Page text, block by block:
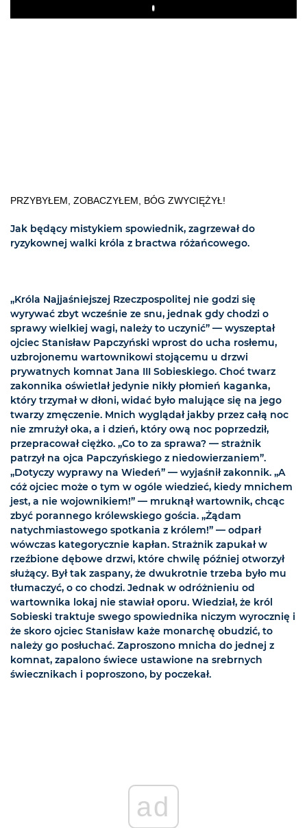
Play
PRZYBYŁEM, ZOBACZYŁEM, BÓG ZWYCIĘŻYŁ!
Jak będący mistykiem spowiednik, zagrzewał do
ryzykownej walki króla z bractwa różańcowego.
„Króla Najjaśniejszej Rzeczpospolitej nie godzi się
wyrywać zbyt wcześnie ze snu, jednak gdy chodzi o
sprawy wielkiej wagi, należy to uczynić” — wyszeptał
ojciec Stanisław Papczyński wprost do ucha rosłemu,
uzbrojonemu wartownikowi stojącemu u drzwi
prywatnych komnat Jana III Sobieskiego. Choć twarz
zakonnika oświetlał jedynie nikły płomień kaganka,
który trzymał w dłoni, widać było malujące się na jego
twarzy zmęczenie. Mnich wyglądał jakby przez całą noc
nie zmrużył oka, a i dzień, który ową noc poprzedził,
przepracował ciężko. „Co to za sprawa? — strażnik
patrzył na ojca Papczyńskiego z niedowierzaniem”.
„Dotyczy wyprawy na Wiedeń” — wyjaśnił zakonnik. „A
cóż ojciec może o tym w ogóle wiedzieć, kiedy mnichem
jest, a nie wojownikiem!” — mruknął wartownik, chcąc
zbyć porannego królewskiego gościa. „Żądam
natychmiastowego spotkania z królem!” — odparł
wówczas kategorycznie kapłan. Strażnik zapukał w
rzeźbione dębowe drzwi, które chwilę później otworzył
służący. Był tak zaspany, że dwukrotnie trzeba było mu
tłumaczyć, o co chodzi. Jednak w odróżnieniu od
wartownika lokaj nie stawiał oporu. Wiedział, że król
Sobieski traktuje swego spowiednika niczym wyrocznię i
że skoro ojciec Stanisław każe monarchę obudzić, to
należy go posłuchać. Zaproszono mnicha do jednej z
komnat, zapalono świece ustawione na srebrnych
świecznikach i poproszono, by poczekał.
ad